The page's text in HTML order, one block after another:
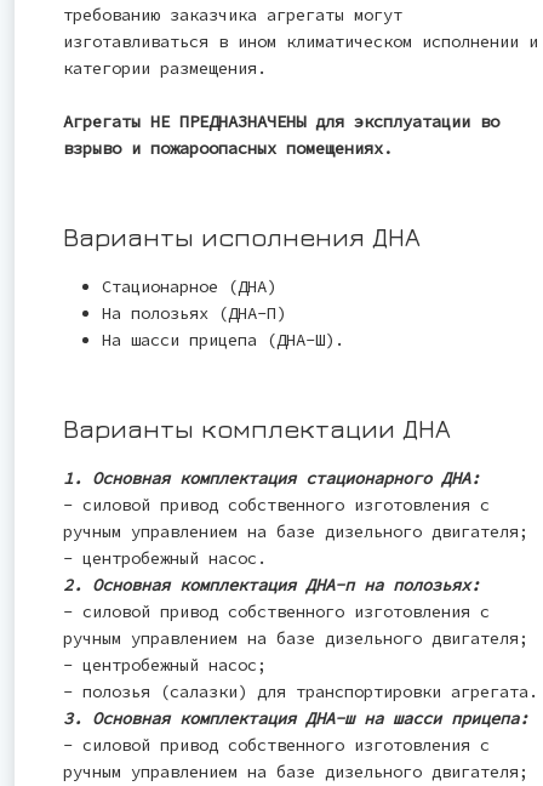
требованию заказчика агрегаты могут
изготавливаться в ином климатическом исполнении и
категории размещения.
Агрегаты НЕ ПРЕДНАЗНАЧЕНЫ для эксплуатации во
взрыво и пожароопасных помещениях.
Варианты исполнения ДНА
Стационарное (ДНА)
На полозьях (ДНА-П)
На шасси прицепа (ДНА-Ш).
Варианты комплектации ДНА
1. Основная комплектация стационарного ДНА:
- силовой привод собственного изготовления с
ручным управлением на базе дизельного двигателя;
- центробежный насос.
2. Основная комплектация ДНА-п на полозьях:
- силовой привод собственного изготовления с
ручным управлением на базе дизельного двигателя;
- центробежный насос;
- полозья (салазки) для транспортировки агрегата.
3. Основная комплектация ДНА-ш на шасси прицепа:
- силовой привод собственного изготовления с
ручным управлением на базе дизельного двигателя;